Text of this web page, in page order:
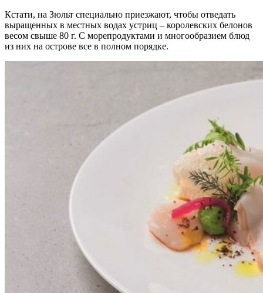
Кстати, на Зюльт специально приезжают, чтобы отведать
выращенных в местных водах устриц – королевских белонов
весом свыше 80 г. С морепродуктами и многообразием блюд
из них на острове все в полном порядке.